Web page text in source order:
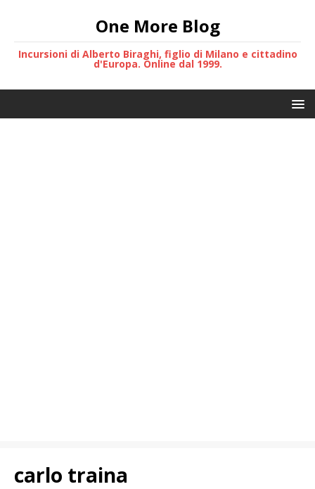
One More Blog
Incursioni di Alberto Biraghi, figlio di Milano e cittadino
d'Europa. Online dal 1999.
carlo traina